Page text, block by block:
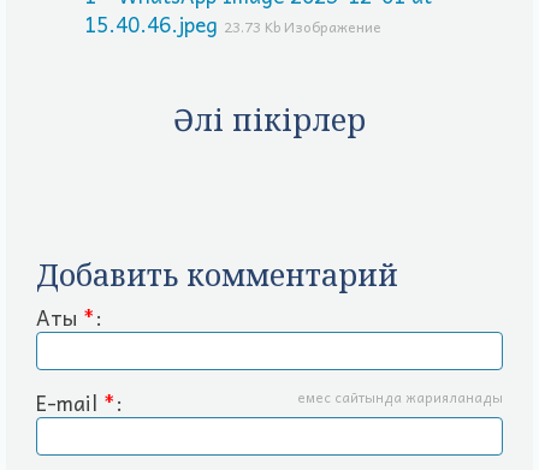
15.40.46.jpeg 23.73 Kb Изображение
Әлі пікірлер
Добавить комментарий
Аты *:
E-mail *: емес сайтында жарияланады